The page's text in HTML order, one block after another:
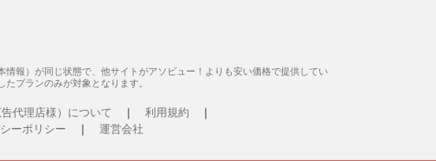
報）が同じ状態で、他サイトがアソビュー！よりも安い価格で提供してい
プランのみが対象となります。
代理店様）について
利用規約
ーポリシー 運営会社